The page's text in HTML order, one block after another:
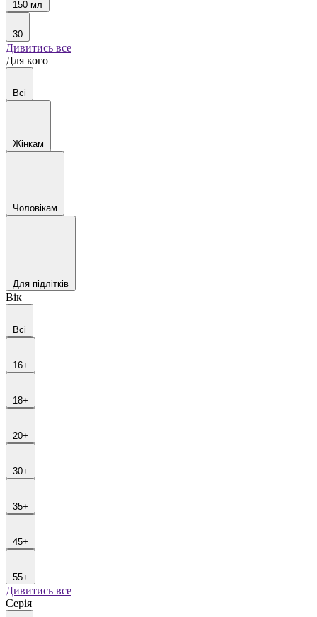
150 мл
30
Дивитись все
Для кого
Всі
Жінкам
Чоловікам
Для підлітків
Вік
Всі
16+
18+
20+
30+
35+
45+
55+
Дивитись все
Серія